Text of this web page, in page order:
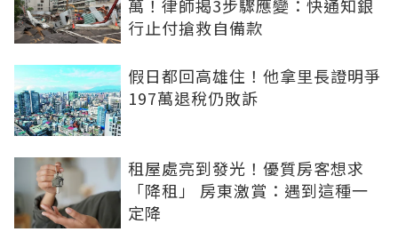
萬！律師揭3步驟應變：快通知銀
行止付搶救自備款
假日都回高雄住！他拿里長證明爭
197萬退稅仍敗訴
租屋處亮到發光！優質房客想求
「降租」 房東激賞：遇到這種一
定降